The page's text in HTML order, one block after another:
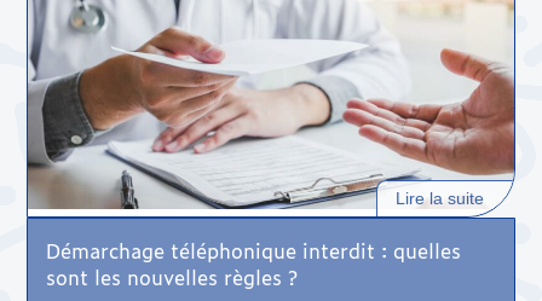
Lire la suite
Démarchage téléphonique interdit : quelles
sont les nouvelles règles ?